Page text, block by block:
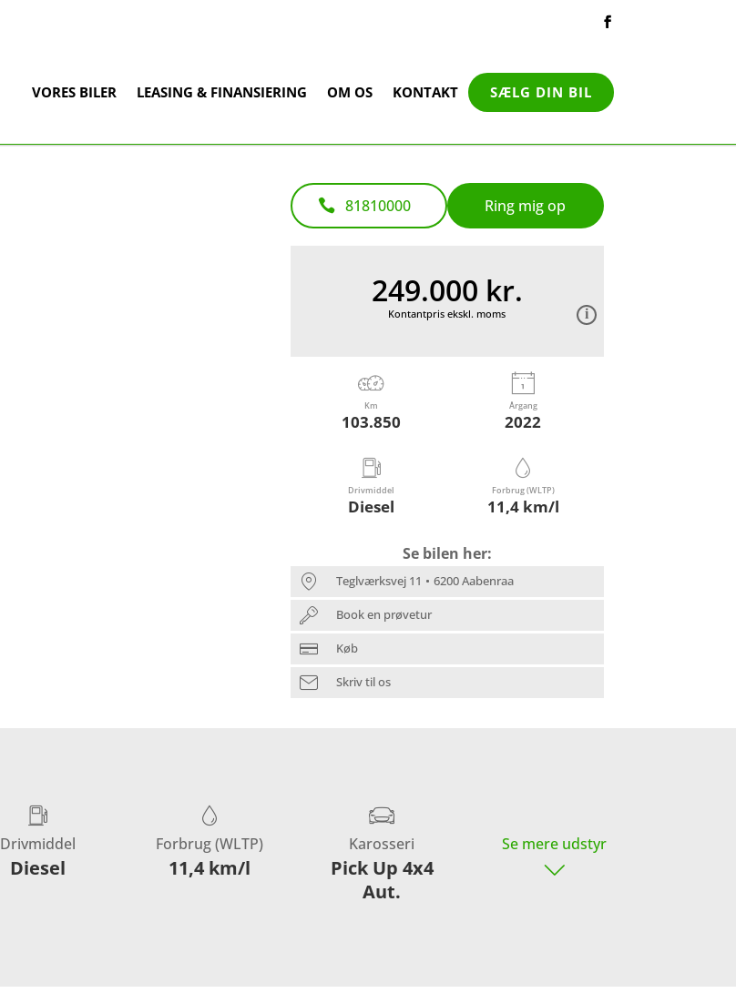
VORES BILER LEASING & FINANSIERING OM OS KONTAKT SÆLG DIN BIL
81810000 Ring mig op
249.000 kr.
Kontantpris ekskl. moms
Km
103.850
Årgang
2022
Drivmiddel
Diesel
Forbrug (WLTP)
11,4 km/l
Se bilen her:
Teglværksvej 11 6200 Aabenraa
Book en prøvetur
Køb
Skriv til os
Drivmiddel
Diesel
Forbrug (WLTP)
11,4 km/l
Karosseri
Pick Up 4x4
Aut.
Se mere udstyr